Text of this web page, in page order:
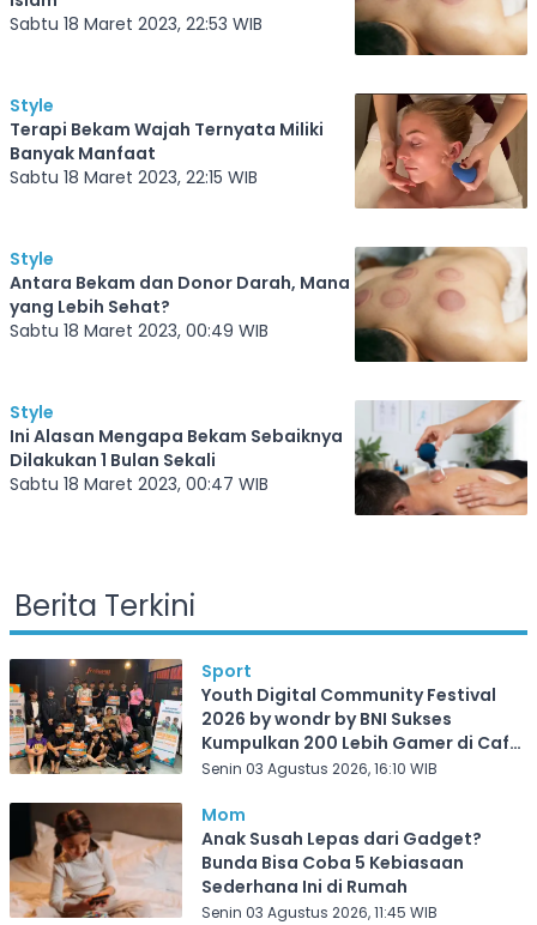
Sabtu 18 Maret 2023, 22:53 WIB
Style
Terapi Bekam Wajah Ternyata Miliki
Banyak Manfaat
Sabtu 18 Maret 2023, 22:15 WIB
Style
Antara Bekam dan Donor Darah, Mana
yang Lebih Sehat?
Sabtu 18 Maret 2023, 00:49 WIB
Style
Ini Alasan Mengapa Bekam Sebaiknya
Dilakukan 1 Bulan Sekali
Sabtu 18 Maret 2023, 00:47 WIB
Berita Terkini
Sport
Youth Digital Community Festival
2026 by wondr by BNI Sukses
Kumpulkan 200 Lebih Gamer di Cafe
Frekuensi Depok
Senin 03 Agustus 2026, 16:10 WIB
Mom
Anak Susah Lepas dari Gadget?
Bunda Bisa Coba 5 Kebiasaan
Sederhana Ini di Rumah
Senin 03 Agustus 2026, 11:45 WIB